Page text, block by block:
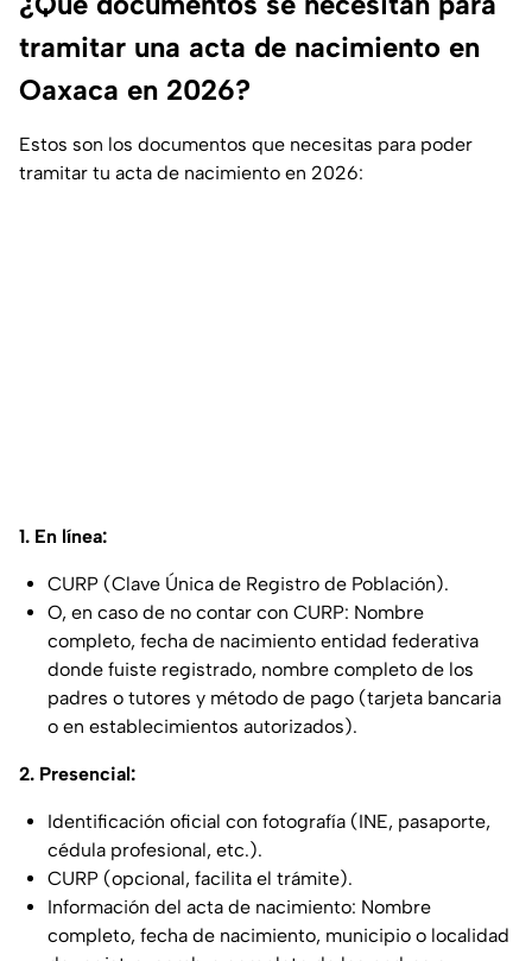
tramitar una acta de nacimiento en
Oaxaca en 2026?
Estos son los documentos que necesitas para poder
tramitar tu acta de nacimiento en 2026:
1. En línea:
CURP (Clave Única de Registro de Población).
O, en caso de no contar con CURP: Nombre
completo, fecha de nacimiento entidad federativa
donde fuiste registrado, nombre completo de los
padres o tutores y método de pago (tarjeta bancaria
o en establecimientos autorizados).
2. Presencial:
Identificación oficial con fotografía (INE, pasaporte,
cédula profesional, etc.).
CURP (opcional, facilita el trámite).
Información del acta de nacimiento: Nombre
completo, fecha de nacimiento, municipio o localidad